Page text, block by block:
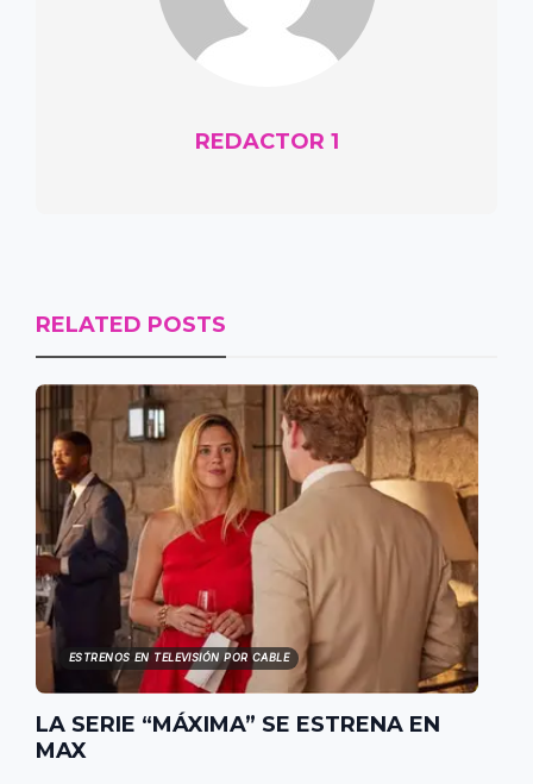
REDACTOR 1
RELATED POSTS
ESTRENOS EN TELEVISIÓN POR CABLE
LA SERIE “MÁXIMA” SE ESTRENA EN
MAX